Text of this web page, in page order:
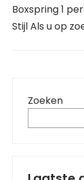
Boxspring 1
Stijl Als u op
Zoeken